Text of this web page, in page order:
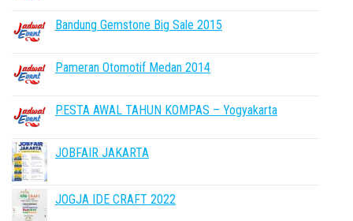
Bandung Gemstone Big Sale 2015
Pameran Otomotif Medan 2014
PESTA AWAL TAHUN KOMPAS – Yogyakarta
JOBFAIR JAKARTA
JOGJA IDE CRAFT 2022